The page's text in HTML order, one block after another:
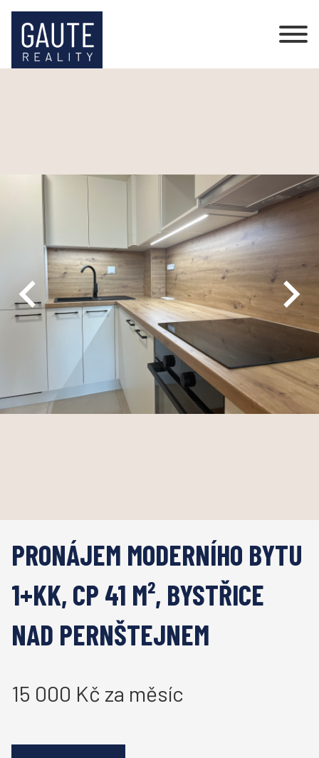
PRONÁJEM MODERNÍHO BYTU
1+KK, CP 41 M², BYSTŘICE
NAD PERNŠTEJNEM
15 000 Kč za měsíc